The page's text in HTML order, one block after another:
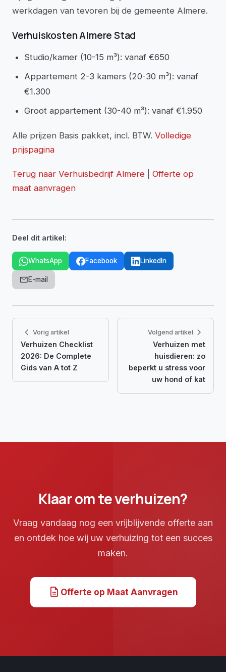
werkdagen van tevoren bij de gemeente Almere.
Verhuiskosten Almere Stad
Studio/kamer (10-15 m³): vanaf €650
Appartement 2-3 kamers (20-30 m³): vanaf
€1.300
Groot appartement (30-40 m³): vanaf €1.950
Alle prijzen Basis pakket, incl. BTW. Volledige
prijspagina
Terug naar Verhuisbedrijf Almere
Offerte op
maat aanvragen
Deel dit artikel:
WhatsApp Facebook LinkedIn
mailE-mail
chevron_left Vorig artikel
Verhuizen Checklist
2026: De Complete
Gids van A tot Z
Volgend artikel chevron_right
Verhuizen met
huisdieren: zo
beperkt u stress voor
uw hond of kat
Klaar om te verhuizen?
Vraag vandaag nog een vrijblijvende offerte aan
en ontdek hoe wij uw verhuizing tot een succes
maken.
description Offerte op Maat Aanvragen